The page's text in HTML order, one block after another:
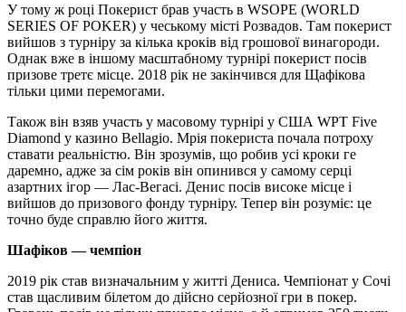
У тому ж році Покерист брав участь в WSOPE (WORLD
SERIES OF POKER) у чеському місті Розвадов. Там покерист
вийшов з турніру за кілька кроків від грошової винагороди.
Однак вже в іншому масштабному турнірі покерист посів
призове третє місце. 2018 рік не закінчився для Щафікова
тільки цими перемогами.
Також він взяв участь у масовому турнірі у США WPT Five
Diamond у казино Bellagio. Мрія покериста почала потроху
ставати реальністю. Він зрозумів, що робив усі кроки ге
даремно, адже за сім років він опинився у самому серці
азартних ігор — Лас-Вегасі. Денис посів високе місце і
вийшов до призового фонду турніру. Тепер він розуміє: це
точно буде справлю його життя.
Шафіков — чемпіон
2019 рік став визначальним у житті Дениса. Чемпіонат у Сочі
став щасливим білетом до дійсно серйозної гри в покер.